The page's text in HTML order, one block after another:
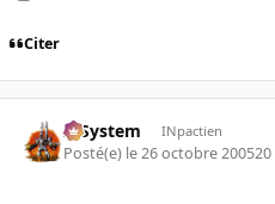
Citer
X-System INpactien
Posté(e) le 26 octobre 200520